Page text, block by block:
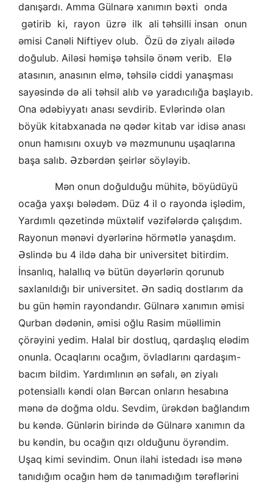
danışardı. Amma Gülnarə xanımın bəxti onda
gətirib ki, rayon üzrə ilk ali təhsilli insan onun
əmisi Canəli Niftiyev olub. Özü də ziyalı ailədə
doğulub. Ailəsi həmişə təhsilə önəm verib. Elə
atasının, anasının elmə, təhsilə ciddi yanaşması
sayəsində də ali təhsil alıb və yaradıcılığa başlayıb.
Ona ədəbiyyatı anası sevdirib. Evlərində olan
böyük kitabxanada nə qədər kitab var idisə anası
onun hamısını oxuyb və məzmununu uşaqlarına
başa salıb. Əzbərdən şeirlər söyləyib.
Mən onun doğulduğu mühitə, böyüdüyü
ocağa yaxşı bələdəm. Düz 4 il o rayonda işlədim,
Yardımlı qəzetində müxtəlif vəzifələrdə çalışdım.
Rayonun mənəvi dyərlərinə hörmətlə yanaşdım.
Əslində bu 4 ildə daha bir universitet bitirdim.
İnsanlıq, halallıq və bütün dəyərlərin qorunub
saxlanıldığı bir universitet. Ən sadiq dostlarım da
bu gün həmin rayondandır. Gülnarə xanımın əmisi
Qurban dədənin, əmisi oğlu Rasim müəllimin
çörəyini yedim. Halal bir dostluq, qardaşlıq elədim
onunla. Ocaqlarını ocağım, övladlarını qardaşım-
bacım bildim. Yardımlının ən səfalı, ən ziyalı
potensiallı kəndi olan Bərcan onların hesabına
mənə də doğma oldu. Sevdim, ürəkdən bağlandım
bu kəndə. Günlərin birində də Gülnarə xanımın da
bu kəndin, bu ocağın qızı olduğunu öyrəndim.
Uşaq kimi sevindim. Onun ilahi istedadı isə mənə
tanıdığım ocağın həm də tanımadığım tərəflərini